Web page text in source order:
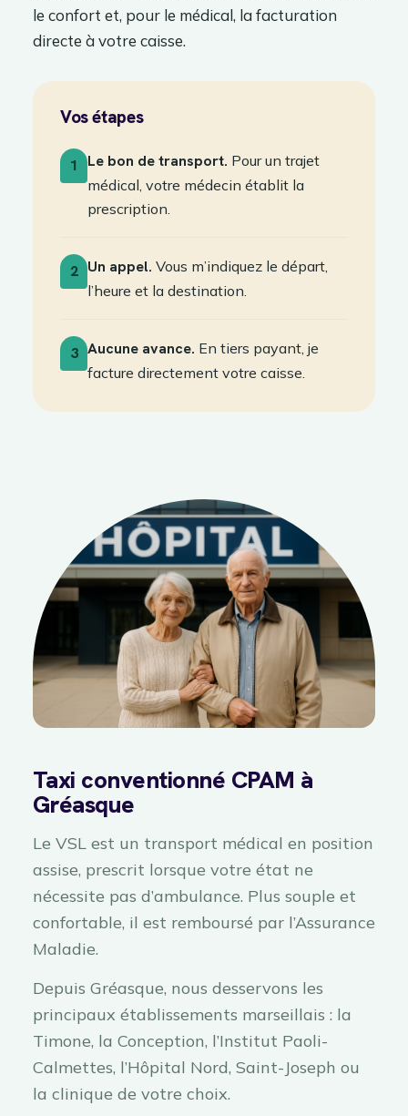
le confort et, pour le médical, la facturation
directe à votre caisse.
Vos étapes
1 Le bon de transport. Pour un trajet
médical, votre médecin établit la
prescription.
2 Un appel. Vous m’indiquez le départ,
l’heure et la destination.
3 Aucune avance. En tiers payant, je
facture directement votre caisse.
Taxi conventionné CPAM à
Gréasque
Le VSL est un transport médical en position
assise, prescrit lorsque votre état ne
nécessite pas d’ambulance. Plus souple et
confortable, il est remboursé par l’Assurance
Maladie.
Depuis Gréasque, nous desservons les
principaux établissements marseillais : la
Timone, la Conception, l’Institut Paoli-
Calmettes, l’Hôpital Nord, Saint-Joseph ou
la clinique de votre choix.